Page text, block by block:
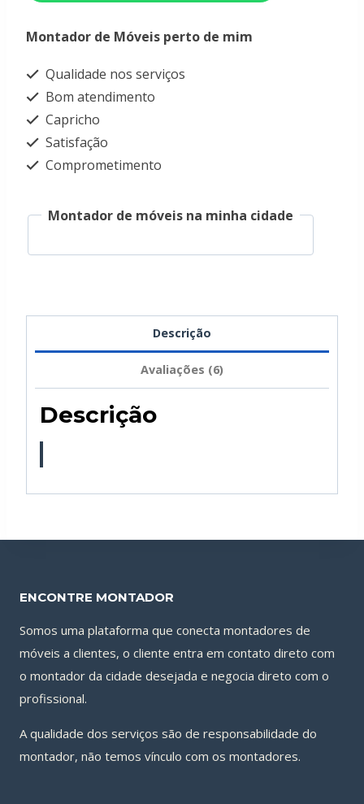
Montador de Móveis perto de mim
Qualidade nos serviços
Bom atendimento
Capricho
Satisfação
Comprometimento
Montador de móveis na minha cidade
Descrição
Avaliações (6)
Descrição
ENCONTRE MONTADOR
Somos uma plataforma que conecta montadores de
móveis a clientes, o cliente entra em contato direto com
o montador da cidade desejada e negocia direto com o
profissional.
A qualidade dos serviços são de responsabilidade do
montador, não temos vínculo com os montadores.